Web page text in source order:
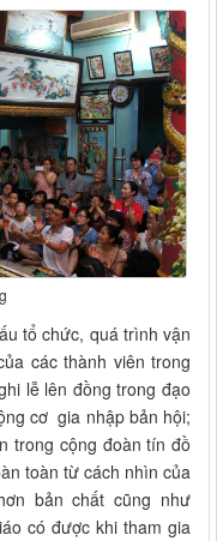
tổ chức, quá trình vận
các thành viên trong
lễ lên đồng trong đạo
cơ gia nhập bản hội;
trong cộng đoàn tín đồ
toàn từ cách nhìn của
bản chất cũng như
có được khi tham gia